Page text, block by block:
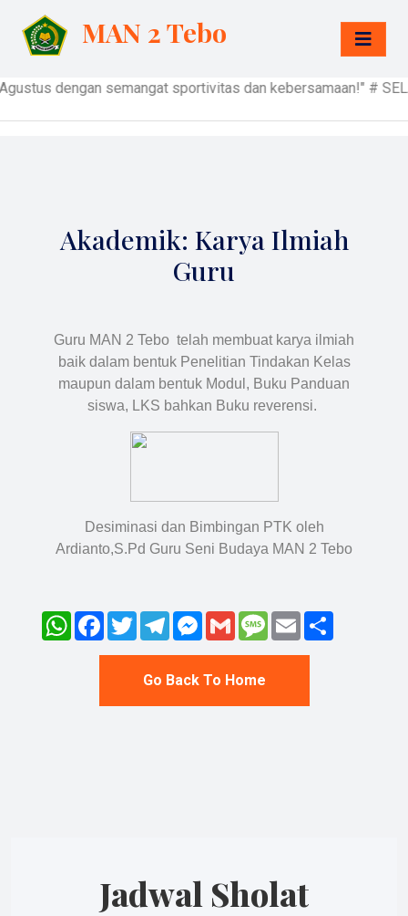
MAN 2 Tebo
dengan semangat sportivitas dan kebersamaan!" #
Akademik: Karya Ilmiah
Guru
Guru MAN 2 Tebo telah membuat karya ilmiah
baik dalam bentuk Penelitian Tindakan Kelas
maupun dalam bentuk Modul, Buku Panduan
siswa, LKS bahkan Buku reverensi.
Desiminasi dan Bimbingan PTK oleh
Ardianto,S.Pd Guru Seni Budaya MAN 2 Tebo
WhatsAppFacebook
TwitterTelegramMessenger
Gmail Message
Email
Go Back To Home
Jadwal Sholat